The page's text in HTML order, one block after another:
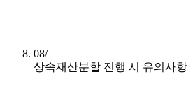
08/
상속재산분할 진행 시 유의사항